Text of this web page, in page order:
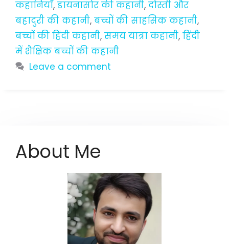
कहानियाँ, डायनासोर की कहानी, दोस्ती और
बहादुरी की कहानी, बच्चों की साहसिक कहानी,
बच्चों की हिंदी कहानी, समय यात्रा कहानी, हिंदी
में शैक्षिक बच्चों की कहानी
Leave a comment
About Me